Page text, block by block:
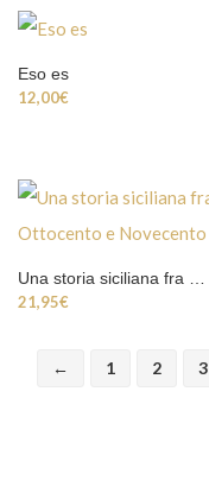
Eso es
12,00€
21,95€
← 1 2 3